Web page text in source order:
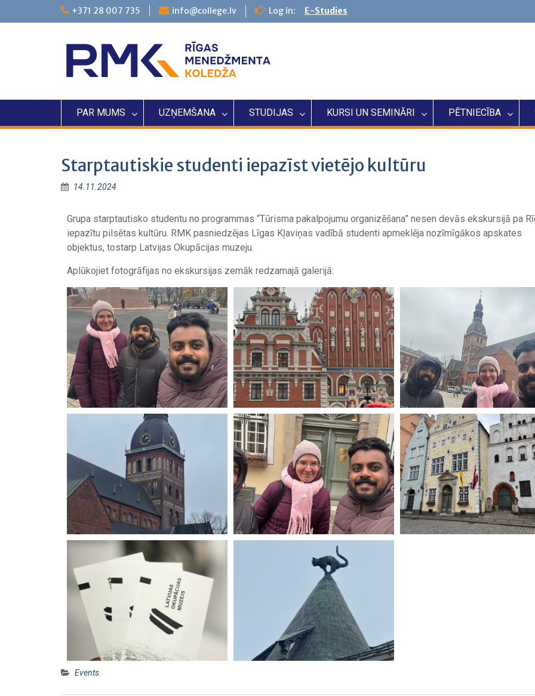
+371 28 007 735 info@college.lv Log in: E-Studies
PAR MUMS UZŅEMŠANA STUDIJAS KURSI UN SEMINĀRI PĒTNIECĪBA
Starptautiskie studenti iepazīst vietējo kultūru
14.11.2024
Grupa starptautisko studentu no programmas “Tūrisma pakalpojumu organizēšana” nesen devās ekskursijā pa
iepazītu pilsētas kultūru. RMK pasniedzējas Līgas Kļaviņas vadībā studenti apmeklēja nozīmīgākos apskates
objektus, tostarp Latvijas Okupācijas muzeju.
Aplūkojiet fotogrāfijas no ekskursijas zemāk redzamajā galerijā:
Events